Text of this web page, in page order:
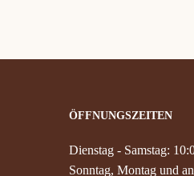
ÖFFNUNGSZEITEN
Dienstag - Samstag:
Sonntag, Montag und